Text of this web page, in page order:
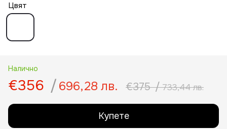
Цвят
Налично
€356 / 696,28 лв. €375/733,44 лв.
Купете